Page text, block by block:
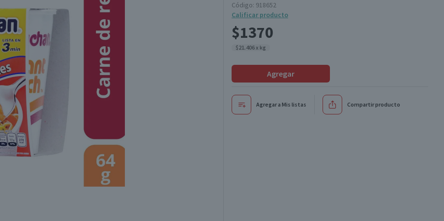
Código: 918652
Calificar producto
$1370
$21.406 x kg
Agregar
Agregar a Mis listas Compartir producto